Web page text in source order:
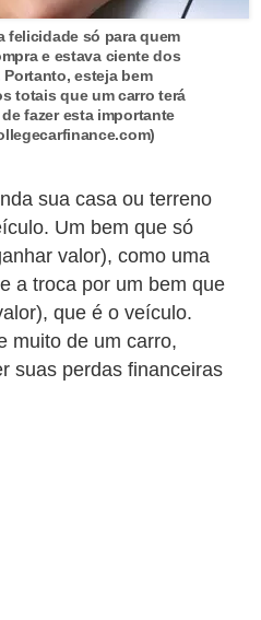
felicidade só para quem
e estava ciente dos
esteja bem
totais que um carro terá
fazer esta importante
sua casa ou terreno
Um bem que só
valor), como uma
a troca por um bem que
que é o veículo.
muito de um carro,
suas perdas financeiras